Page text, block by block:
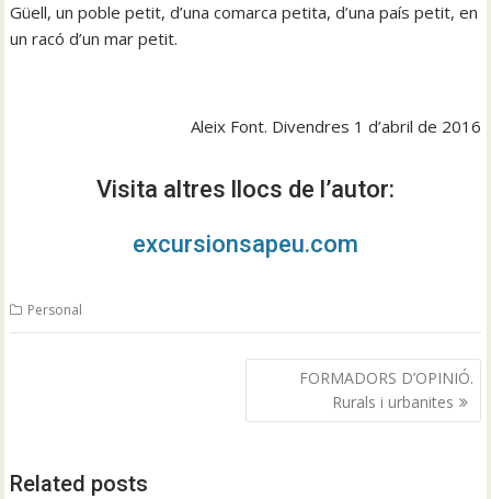
Güell, un poble petit, d’una comarca petita, d’una país petit, en
un racó d’un mar petit.
Aleix Font. Divendres 1 d’abril de 2016
Visita altres llocs de l’autor:
excursionsapeu.com
Personal
FORMADORS D’OPINIÓ.
Rurals i urbanites
Related posts